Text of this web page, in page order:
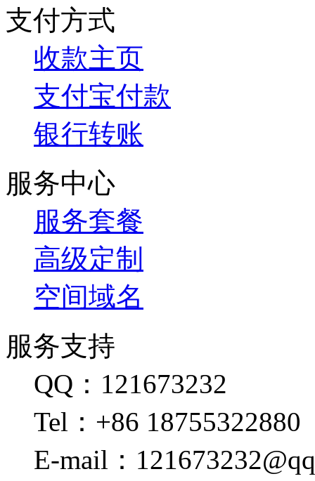
支付方式
收款主页
支付宝付款
银行转账
服务中心
服务套餐
高级定制
空间域名
服务支持
QQ：121673232
Tel：+86 18755322880
E-mail：